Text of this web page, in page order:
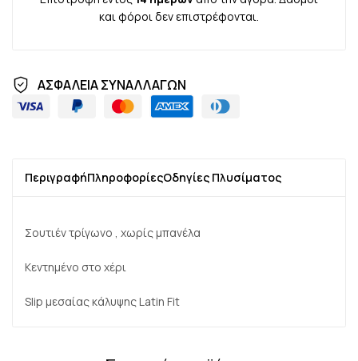
και φόροι δεν επιστρέφονται.
ΑΣΦΑΛΕΙΑ ΣΥΝΑΛΛΑΓΩΝ
ΠεριγραφήΠληροφορίεςΟδηγίες Πλυσίματος
Σουτιέν τρίγωνο , χωρίς μπανέλα
Κεντημένο στο χέρι
Slip μεσαίας κάλυψης Latin Fit